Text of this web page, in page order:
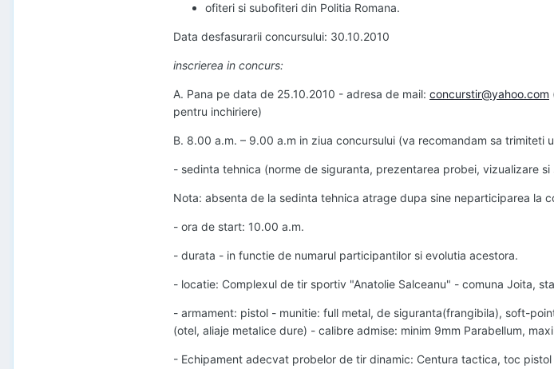
ofiteri si subofiteri din Politia Romana.
Data desfasurarii concursului: 30.10.2010
inscrierea in concurs:
A. Pana pe data de 25.10.2010 - adresa de mail: concurstir@yahoo.com
pentru inchiriere)
B. 8.00 a.m. – 9.00 a.m in ziua concursului (va recomandam sa trimiteti
- sedinta tehnica (norme de siguranta, prezentarea probei, vizualizare
Nota: absenta de la sedinta tehnica atrage dupa sine neparticiparea la
- ora de start: 10.00 a.m.
- durata - in functie de numarul participantilor si evolutia acestora.
- locatie: Complexul de tir sportiv "Anatolie Salceanu" - comuna Joita,
- armament: pistol - munitie: full metal, de siguranta(frangibila), soft-
(otel, aliaje metalice dure) - calibre admise: minim 9mm Parabellum,
- Echipament adecvat probelor de tir dinamic: Centura tactica, toc